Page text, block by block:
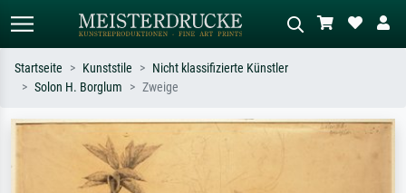
Suchen Sie nach Künstlern, Werktiteln
oder Stilen – z.B. Monet,
Sternennacht, Impressionismus, Welle
Hokusai, Akt.
Beschreiben Sie die Szene – z.B. Grüne
Startseite Kunststile
Nicht klassifizierte Künstler
Solon H. Borglum
Zweige